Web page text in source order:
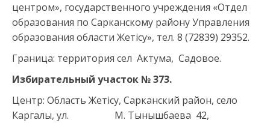
центром», государственного учреждения «Отдел
образования по Сарканскому району Управления
образования области Жетісу», тел. 8 (72839) 29352.
Граница: территория сел Актума, Садовое.
Избирательный участок №373.
Центр: Область Жетісу, Сарканский район, село
Каргалы, ул. М. Тынышбаева 42,